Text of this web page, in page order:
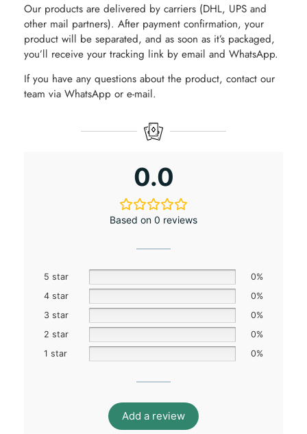
Our products are delivered by carriers (DHL, UPS and
other mail partners). After payment confirmation, your
product will be separated, and as soon as it’s packaged,
you’ll receive your tracking link by email and WhatsApp.
If you have any questions about the product, contact our
team via WhatsApp or e-mail.
0.0
Based on 0 reviews
5 star
0%
4 star
0%
3 star
0%
2 star
0%
1 star
0%
Add a review